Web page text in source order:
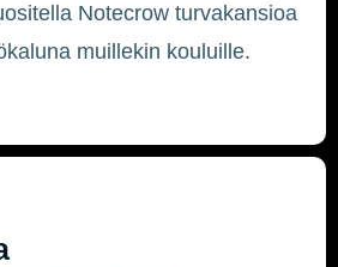
Notecrow turvakansioa
muillekin kouluille.